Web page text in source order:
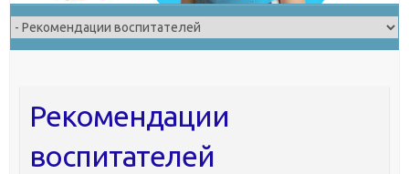
Рекомендации
воспитателей